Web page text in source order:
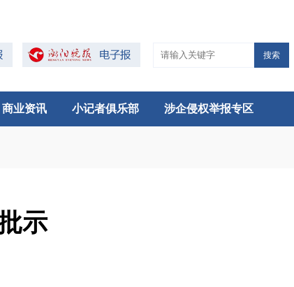
搜索
商业资讯 小记者俱乐部 涉企侵权举报专区
示